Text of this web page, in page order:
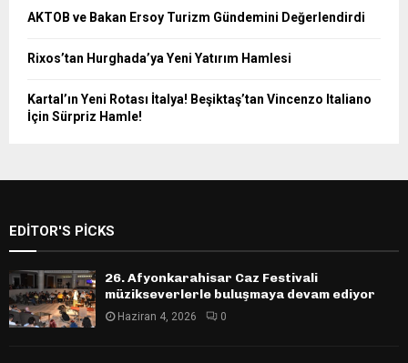
AKTOB ve Bakan Ersoy Turizm Gündemini Değerlendirdi
Rixos’tan Hurghada’ya Yeni Yatırım Hamlesi
Kartal’ın Yeni Rotası İtalya! Beşiktaş’tan Vincenzo Italiano
İçin Sürpriz Hamle!
EDITOR'S PICKS
26. Afyonkarahisar Caz Festivali
müzikseverlerle buluşmaya devam ediyor
Haziran 4, 2026 0